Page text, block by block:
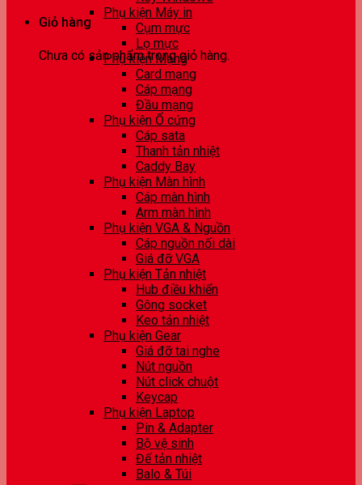
Giỏ hàng
Chưa có sản phẩm trong giỏ hàng.
Phụ kiện Máy in
Cụm mực
Lọ mực
Phụ kiện Mạng
Card mạng
Cáp mạng
Đầu mạng
Phụ kiện Ổ cứng
Cáp sata
Thanh tản nhiệt
Caddy Bay
Phụ kiện Màn hình
Cáp màn hình
Arm màn hình
Phụ kiện VGA & Nguồn
Cáp nguồn nối dài
Giá đỡ VGA
Phụ kiện Tản nhiệt
Hub điều khiển
Gông socket
Keo tản nhiệt
Phụ kiện Gear
Giá đỡ tai nghe
Nút nguồn
Nút click chuột
Keycap
Phụ kiện Laptop
Pin & Adapter
Bộ vệ sinh
Đế tản nhiệt
Balo & Túi